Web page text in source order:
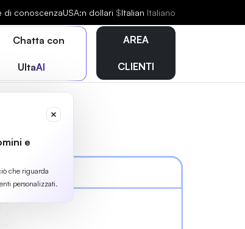
di conoscenzaUSA:n dollari $Italian Italiano
Chatta con
UltaAI
e
che riguarda
personalizzati.
AREA
CLIENTI